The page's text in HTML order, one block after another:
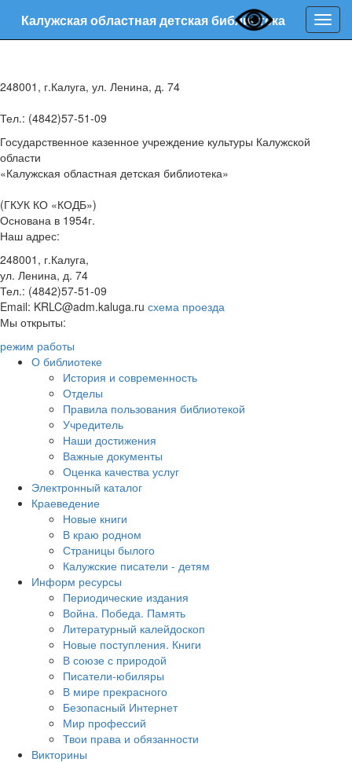
Калужская областная детская библиотека
248001, г.Калуга, ул. Ленина, д. 74
Тел.: (4842)57-51-09
Государственное казенное учреждение культуры Калужской
области
«Калужская областная детская библиотека»
(ГКУК КО «КОДБ»)
Основана в 1954г.
Наш адрес:
248001, г.Калуга,
ул. Ленина, д. 74
Тел.: (4842)57-51-09
Email: KRLC@adm.kaluga.ru схема проезда
Мы открыты:
режим работы
О библиотеке
История и современность
Отделы
Правила пользования библиотекой
Учредитель
Наши достижения
Важные документы
Оценка качества услуг
Электронный каталог
Краеведение
Новые книги
В краю родном
Страницы былого
Калужские писатели - детям
Информ ресурсы
Периодические издания
Война. Победа. Память
Литературный калейдоскоп
Новые поступления. Книги
В союзе с природой
Писатели-юбиляры
В мире прекрасного
Безопасный Интернет
Мир профессий
Твои права и обязанности
Викторины